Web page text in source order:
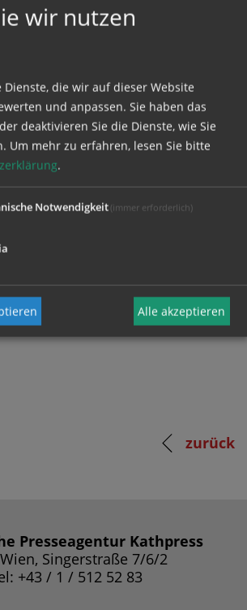
.
sich mit Ihrem Benutzernamen
zurück
Presseagentur Kathpress
Singerstraße 7/6/2
+43 / 1 / 512 52 83
wir nutzen
Dienste, die wir auf dieser Website
und anpassen. Sie haben das
deaktivieren Sie die Dienste, wie Sie
Um mehr zu erfahren, lesen Sie bitte
.
Notwendigkeit(immer erforderlich)
Alle akzeptieren